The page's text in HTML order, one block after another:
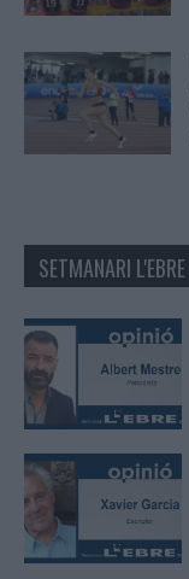
SETMANARI L'EBRE